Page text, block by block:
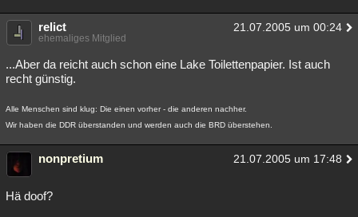
relict 21.07.2005 um 00:24
ehemaliges Mitglied
...Aber da reicht auch schon eine Lake Toilettenpapier. Ist auch
recht günstig.
Alle Menschen sind klug: Die einen vorher - die anderen nachher.
Wir haben die DDR überstanden und werden auch die BRD überstehen.
nonpretium 21.07.2005 um 17:48
Hä doof?